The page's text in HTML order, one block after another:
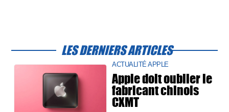
LES DERNIERS ARTICLES
ACTUALITÉ APPLE
Apple doit oublier le
fabricant chinois
CXMT